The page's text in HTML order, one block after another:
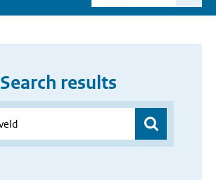
Search results